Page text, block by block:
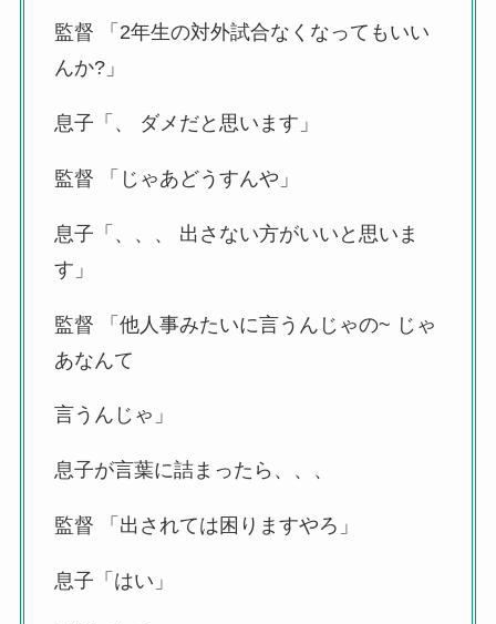
監督 「2年生の対外試合なくなってもいい
んか?」
息子「、 ダメだと思います」
監督 「じゃあどうすんや」
息子「、、、 出さない方がいいと思いま
す」
監督 「他人事みたいに言うんじゃの~ じゃ
あなんて
言うんじゃ」
息子が言葉に詰まったら、、、
監督 「出されては困りますやろ」
息子「はい」